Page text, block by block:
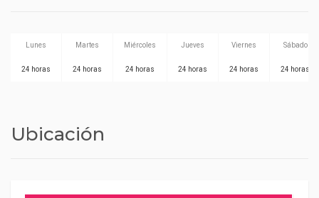
Lunes Martes Miércoles Jueves Viernes Sábado
24 horas 24 horas 24 horas 24 horas 24 horas 24 horas
Ubicación